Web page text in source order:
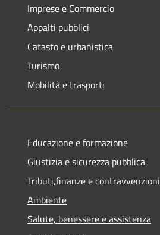
Imprese e Commercio
Appalti pubblici
Catasto e urbanistica
Turismo
Mobilità e trasporti
Educazione e formazione
Giustizia e sicurezza pubblica
Tributi,finanze e contravvenzioni
Ambiente
Salute, benessere e assistenza